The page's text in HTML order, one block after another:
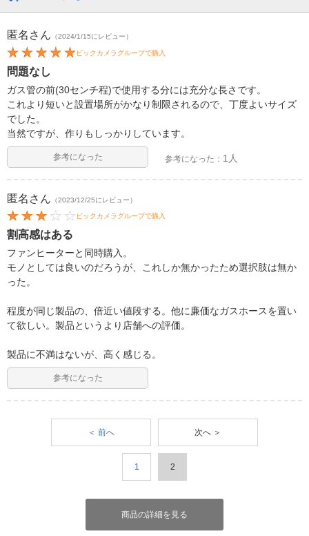
匿名 さん （2024/1/15にレビュー）
ビックカメラグループで購入
問題なし
ガス管の前(30センチ程)で使用する分には充分な長さです。
これより短いと設置場所がかなり制限されるので、丁度よいサイズ
でした。
当然ですが、作りもしっかりしています。
参考になった 参考になった： 1人
匿名 さん （2023/12/25にレビュー）
ビックカメラグループで購入
割高感はある
ファンヒーターと同時購入。
モノとしては良いのだろうが、これしか無かったため選択肢は無か
った。
程度が同じ製品の、倍近い値段する。他に廉価なガスホースを置い
て欲しい。製品というより店舗への評価。
製品に不満はないが、高く感じる。
参考になった
＜ 前へ 次へ ＞
1 2
商品の詳細を見る